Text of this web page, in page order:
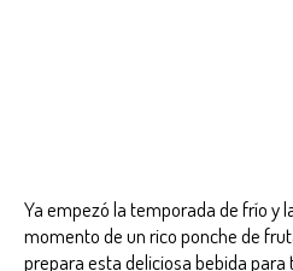
Ya empezó la temporada de frío y
momento de un rico ponche de
prepara esta deliciosa bebida para